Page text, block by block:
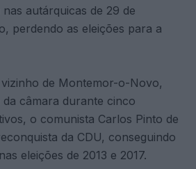
autárquicas de 29 de
perdendo as eleições para a
de Montemor-o-Novo,
câmara durante cinco
o comunista Carlos Pinto de
da CDU, conseguindo
eleições de 2013 e 2017.